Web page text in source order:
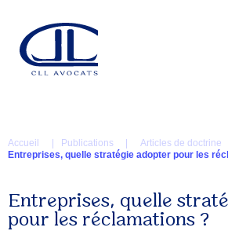
Accueil | Publications | Articles de doctrine
Entreprises, quelle stratégie adopter pour les
Entreprises, quelle
pour les réclamations ?